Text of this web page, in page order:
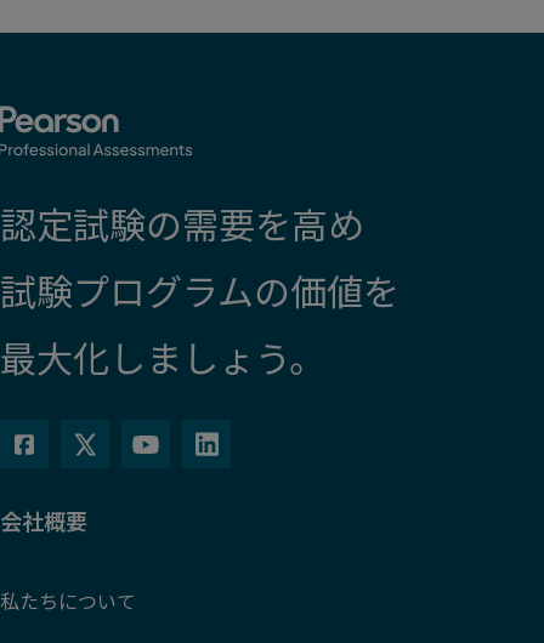
認定試験の需要を高め
試験プログラムの価値を
最大化しましょう。
会社概要
私たちについて